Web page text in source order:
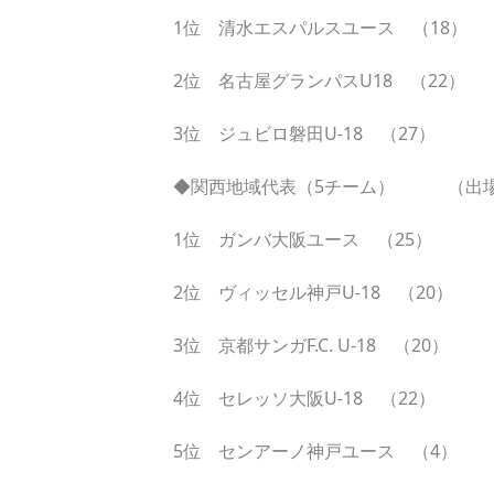
1位 清水エスパルスユース （18）
2位 名古屋グランパスU18 （22）
3位 ジュビロ磐田U-18 （27）
◆関西地域代表（5チーム） （出
1位 ガンバ大阪ユース （25）
2位 ヴィッセル神戸U-18 （20）
3位 京都サンガF.C. U-18 （20）
4位 セレッソ大阪U-18 （22）
5位 センアーノ神戸ユース （4）